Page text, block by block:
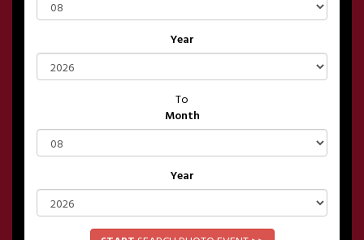
Year
To
Month
Year